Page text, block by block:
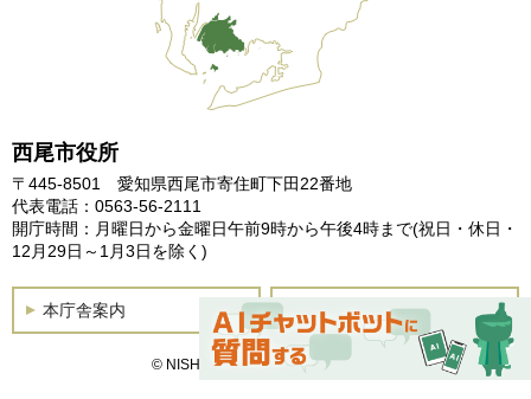
西尾市役所
〒445-8501 愛知県西尾市寄住町下田22番地
代表電話：0563-56-2111
開庁時間：月曜日から金曜日午前9時から午後4時まで(祝日・休日・
12月29日～1月3日を除く)
本庁舎案内 土曜開庁
© NISHIO City, All Rights Reserved.